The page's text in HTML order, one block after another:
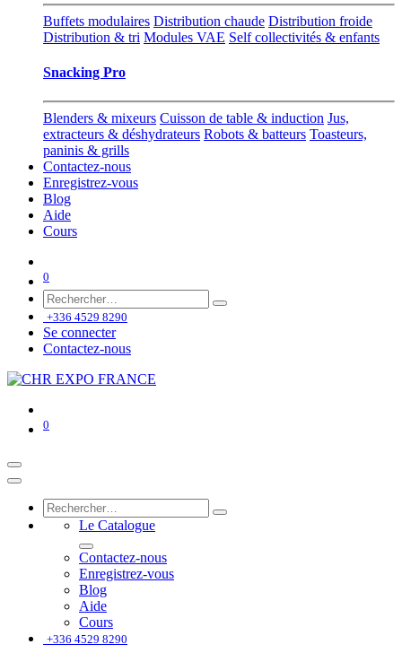
Buffets modulaires Distribution chaude Distribution froide
Distribution & tri Modules VAE Self collectivités & enfants
Snacking Pro
Blenders & mixeurs Cuisson de table & induction Jus,
extracteurs & déshydrateurs Robots & batteurs Toasteurs,
paninis & grills
Contactez-nous
Enregistrez-vous
Blog
Aide
Cours
0
+336 4529 8290
Se connecter
Contactez-nous
0
Le Catalogue
Contactez-nous
Enregistrez-vous
Blog
Aide
Cours
+336 4529 8290